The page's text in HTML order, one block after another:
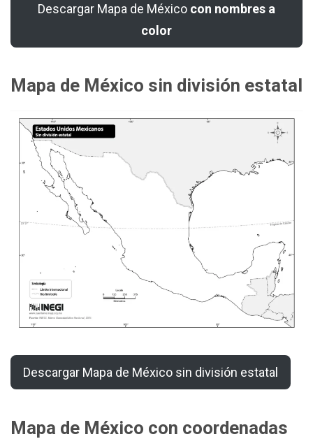
Descargar Mapa de México con nombres a
color
Mapa de México sin división estatal
Descargar Mapa de México sin división estatal
Mapa de México con coordenadas